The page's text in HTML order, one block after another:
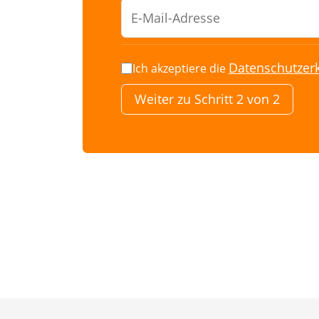
Ich akzeptiere die
Weiter zu Schritt 2 von 2